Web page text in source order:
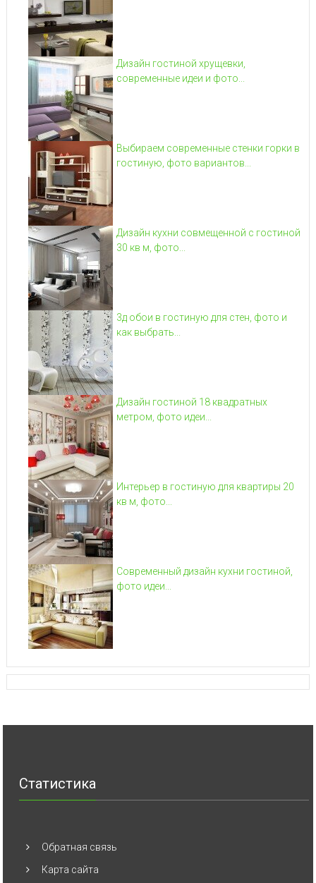
Дизайн гостиной хрущевки,
современные идеи и фото...
Выбираем современные стенки горки в
гостиную, фото вариантов...
Дизайн кухни совмещенной с гостиной
30 кв м, фото...
3д обои в гостиную для стен, фото и
как выбрать...
Дизайн гостиной 18 квадратных
метром, фото идеи...
Интерьер в гостиную для квартиры 20
кв м, фото...
Современный дизайн кухни гостиной,
фото идеи...
Статистика
Обратная связь
Карта сайта